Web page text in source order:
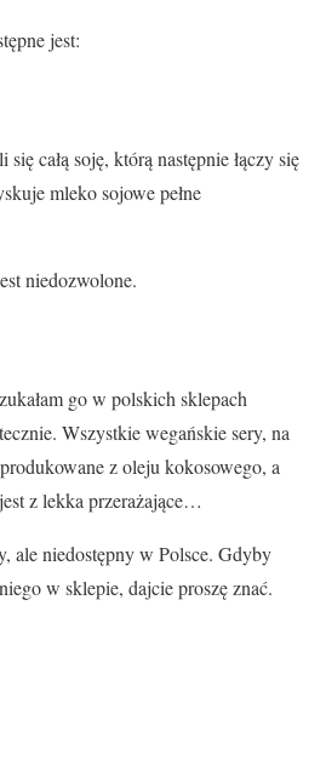
jest:
całą soję, którą następnie łączy się
mleko sojowe pełne
niedozwolone.
go w polskich sklepach
Wszystkie wegańskie sery, na
z oleju kokosowego, a
z lekka przerażające…
ale niedostępny w Polsce. Gdyby
w sklepie, dajcie proszę znać.